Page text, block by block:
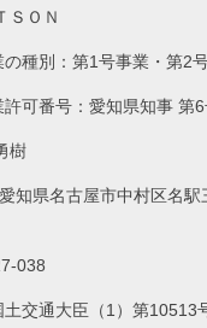
ＳＯＮ
種別：第1号事業・第2
可番号：愛知県知事 第
樹
知県名古屋市中村区名駅
038
交通大臣（1）第10513